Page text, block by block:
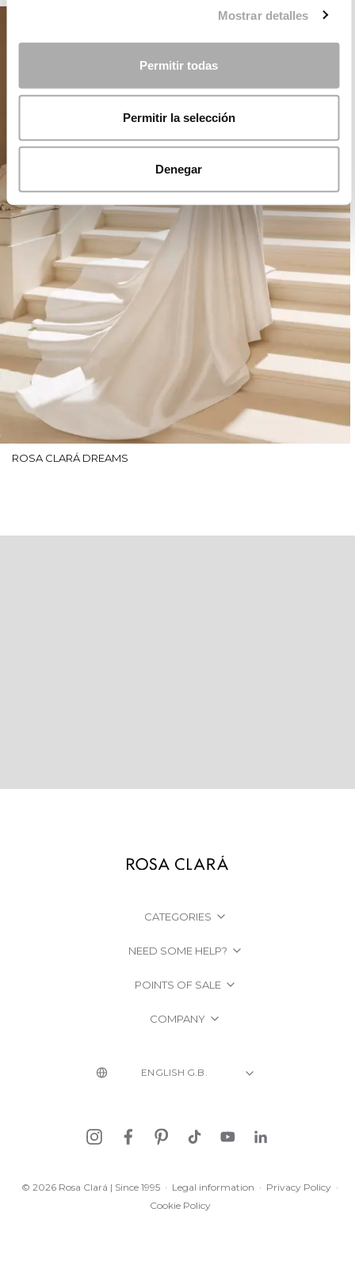
Mostrar detalles
Permitir todas
Permitir la selección
Denegar
ROSA CLARÁ DREAMS
CATEGORIES
NEED SOME HELP?
POINTS OF SALE
COMPANY
© 2026 Rosa Clará | Since 1995 · Legal information · Privacy Policy ·
Cookie Policy